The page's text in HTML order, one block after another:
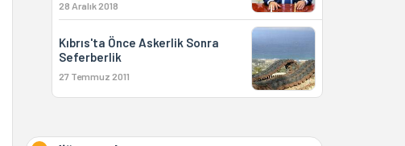
28 Aralık 2018
Kıbrıs'ta Önce Askerlik Sonra
Seferberlik
27 Temmuz 2011